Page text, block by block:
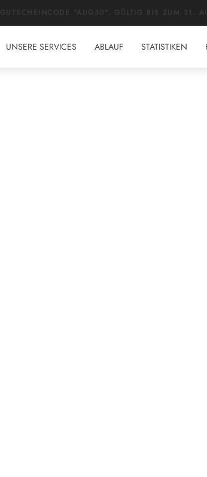
GUTSCHEINCODE "AUG50". GÜLTIG BIS ZUM 31.
UNSERE SERVICES ABLAUF STATISTIKEN